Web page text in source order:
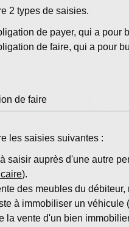
2 types de saisies.
de payer, qui a
de faire, qui a pour
de faire
les saisies suivantes :
saisir auprès d'une autre
).
des meubles du
à immobiliser un véhicule
la vente d'un bien